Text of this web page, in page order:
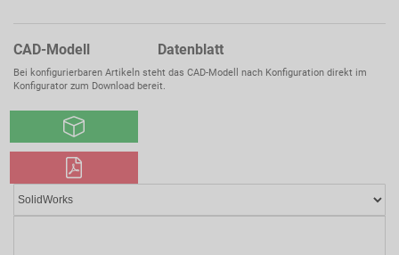
CAD-Modell Datenblatt
Bei konfigurierbaren Artikeln steht das CAD-Modell nach Konfiguration direkt im
Konfigurator zum Download bereit.